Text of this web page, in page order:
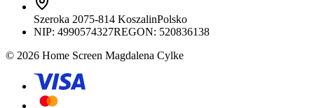
Szeroka 2075-814 KoszalinPolsko
NIP: 4990574327REGON: 520836138
© 2026 Home Screen Magdalena Cylke